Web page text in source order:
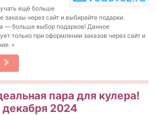
ещё больше
заказы через сайт и выбирайте подарки.
— больше выбор подарков! Данное
только при оформлении заказов через сайт и
«
пара для кулера!
декабря 2024